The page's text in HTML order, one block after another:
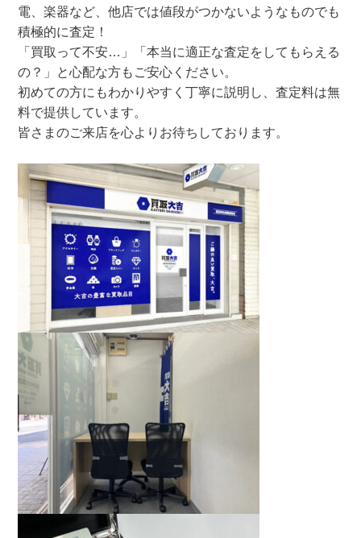
電、楽器など、他店では値段がつかないようなものでも
積極的に査定！
「買取って不安…」「本当に適正な査定をしてもらえる
の？」と心配な方もご安心ください。
初めての方にもわかりやすく丁寧に説明し、査定料は無
料で提供しています。
皆さまのご来店を心よりお待ちしております。